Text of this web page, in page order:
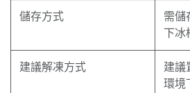
儲存方式
需儲
下冰
建議解凍方式
建議
環境